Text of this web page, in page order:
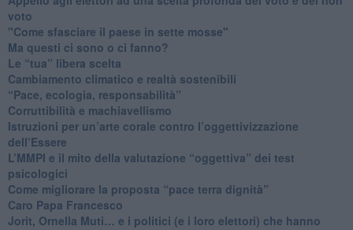
voto
"Come sfasciare il paese in sette mosse"
​Ma questi ci sono o ci fanno?
​Le “tua” libera scelta
Cambiamento climatico e realtà sostenibili
“Pace, ecologia, responsabilità”
​Corruttibilità e machiavellismo
Istruzioni per un’arte corale contro l’oggettivizzazione
dell’Essere
​L’MMPI e il mito della valutazione “oggettiva” dei test
psicologici
Come migliorare la proposta “pace terra dignità”
Caro Papa Francesco
​Jorit, Ornella Muti… e i politici (e i loro elettori) che hanno